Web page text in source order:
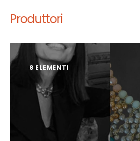
Produttori
8 ELEMENTI